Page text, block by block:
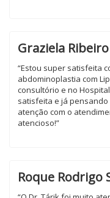
Graziela
“Estou super satisfeita
abdominoplastia com
consultório e no
satisfeita e já pensando
atenção com o
atencioso!”
Roque Rodrigo